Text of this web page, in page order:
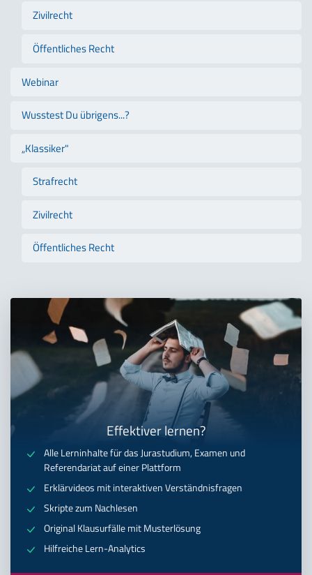
Zivilrecht
Öffentliches Recht
Webinar
Wusstest Du übrigens...?
„Klassiker"
Strafrecht
Zivilrecht
Öffentliches Recht
Effektiver lernen?
Alle Lerninhalte für das Jurastudium, Examen und
Referendariat auf einer Plattform
Erklärvideos mit interaktiven Verständnisfragen
Skripte zum Nachlesen
Original Klausurfälle mit Musterlösung
Hilfreiche Lern-Analytics